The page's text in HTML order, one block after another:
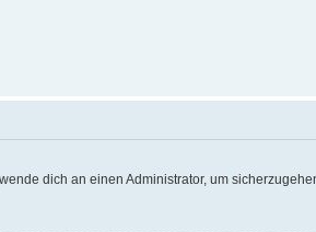
dich an einen Administrator, um